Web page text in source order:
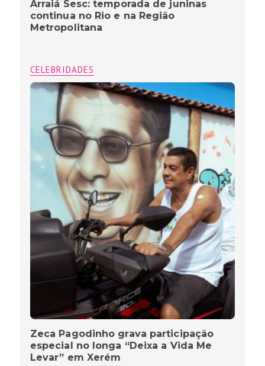
Arraiá Sesc: temporada de juninas
continua no Rio e na Região
Metropolitana
CELEBRIDADES
Zeca Pagodinho grava participação
especial no longa “Deixa a Vida Me
Levar” em Xerém